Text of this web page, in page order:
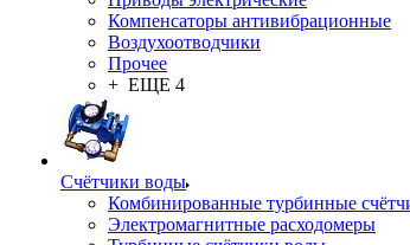
Компенсаторы антивибрационные
Воздухоотводчики
Прочее
+ ЕЩЕ 4
Счётчики воды
Комбинированные турбинные
Электромагнитные расходомеры